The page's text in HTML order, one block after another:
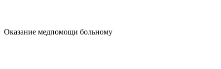
Оказание медпомощи больному